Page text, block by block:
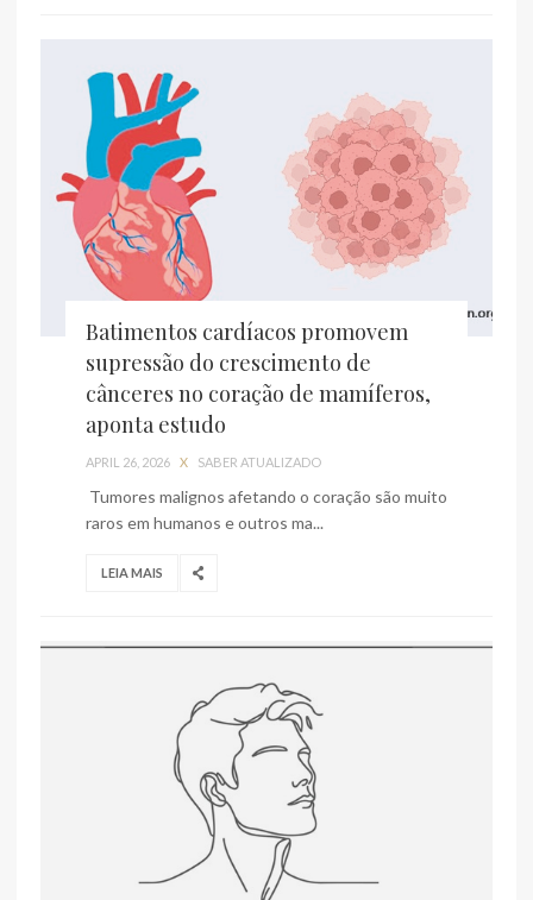
Batimentos cardíacos promovem
supressão do crescimento de
cânceres no coração de mamíferos,
aponta estudo
APRIL 26, 2026 X SABER ATUALIZADO
Tumores malignos afetando o coração são muito
raros em humanos e outros ma...
LEIA MAIS